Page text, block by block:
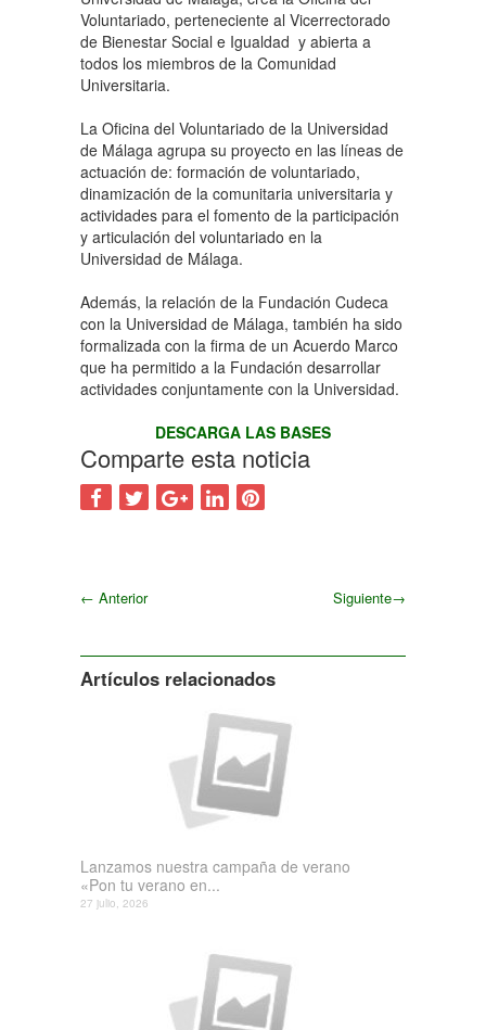
Voluntariado, perteneciente al Vicerrectorado
de Bienestar Social e Igualdad y abierta a
todos los miembros de la Comunidad
Universitaria.
La Oficina del Voluntariado de la Universidad
de Málaga agrupa su proyecto en las líneas de
actuación de: formación de voluntariado,
dinamización de la comunitaria universitaria y
actividades para el fomento de la participación
y articulación del voluntariado en la
Universidad de Málaga.
Además, la relación de la Fundación Cudeca
con la Universidad de Málaga, también ha sido
formalizada con la firma de un Acuerdo Marco
que ha permitido a la Fundación desarrollar
actividades conjuntamente con la Universidad.
DESCARGA LAS BASES
Comparte esta noticia
← Anterior Siguiente→
Artículos relacionados
Lanzamos nuestra campaña de verano
«Pon tu verano en...
27 julio, 2026